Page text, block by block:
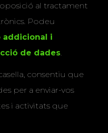
al tractament
Podeu
addicional i
de dades.
consentiu que
per a enviar-vos
i activitats que